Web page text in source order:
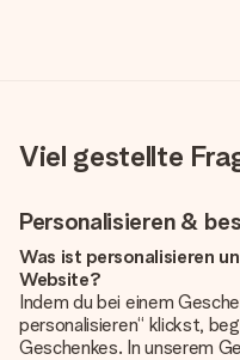
Viel gestellte
Personalisieren &
Was ist personalisieren
Website?
Indem du bei einem
personalisieren“ klickst,
Geschenkes. In unserem